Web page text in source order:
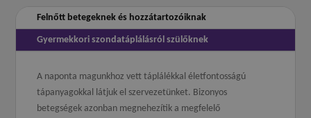
Felnőtt betegeknek és hozzátartozóiknak
Gyermekkori szondatáplálásról szülőknek
A naponta magunkhoz vett táplálékkal életfontosságú
tápanyagokkal látjuk el szervezetünket. Bizonyos
betegségek azonban megnehezítik a megfelelő